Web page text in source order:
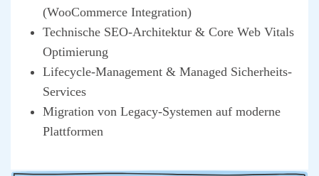
(Woo­Com­mer­ce Inte­gra­ti­on)
Tech­ni­sche SEO-Archi­tek­tur & Core Web Vitals
Opti­mie­rung
Life­cy­cle-Manage­ment & Mana­ged Sicher­heits-
Ser­vices
Migra­ti­on von Lega­cy-Sys­te­men auf moder­ne
Platt­for­men